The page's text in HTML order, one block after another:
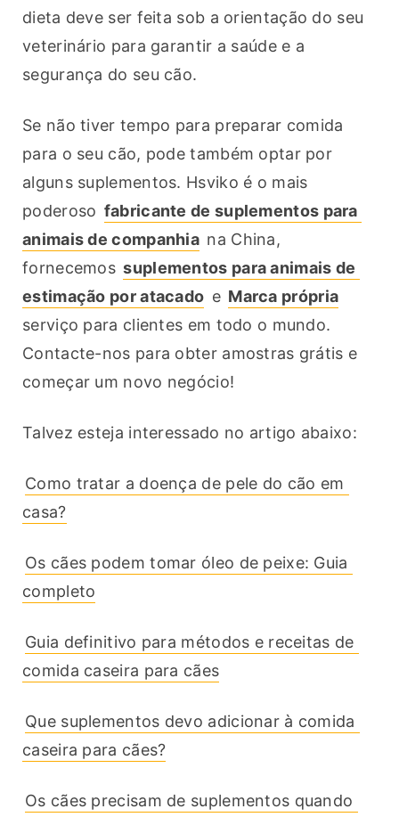
dieta deve ser feita sob a orientação do seu
veterinário para garantir a saúde e a
segurança do seu cão.
Se não tiver tempo para preparar comida
para o seu cão, pode também optar por
alguns suplementos. Hsviko é o mais
poderoso fabricante de suplementos para
animais de companhia na China,
fornecemos suplementos para animais de
estimação por atacado e Marca própria
serviço para clientes em todo o mundo.
Contacte-nos para obter amostras grátis e
começar um novo negócio!
Talvez esteja interessado no artigo abaixo:
Como tratar a doença de pele do cão em
casa?
Os cães podem tomar óleo de peixe: Guia
completo
Guia definitivo para métodos e receitas de
comida caseira para cães
Que suplementos devo adicionar à comida
caseira para cães?
Os cães precisam de suplementos quando